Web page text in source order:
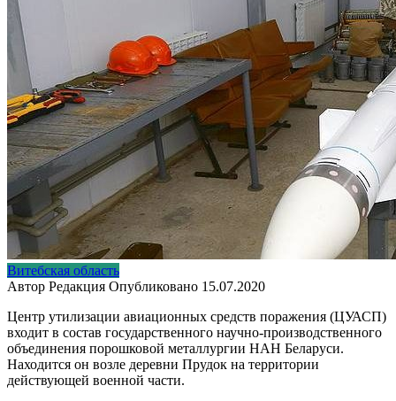
Витебская область
Автор Редакция Опубликовано 15.07.2020
Центр утилизации авиационных средств поражения (ЦУАСП)
входит в состав государственного научно-производственного
объединения порошковой металлургии НАН Беларуси.
Находится он возле деревни Прудок на территории
действующей военной части.